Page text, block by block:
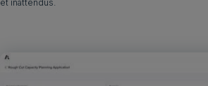
et inattendus.